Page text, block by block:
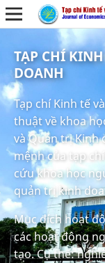
TẠP CHÍ
DOANH
Tạp chí Kinh tế
thuật về khoa
và Quản trị Kinh
mệnh của tạp
cứu khoa học
quản trị kinh
Mục đích hoạt
các hoạt động
tạo. Cụ thể: